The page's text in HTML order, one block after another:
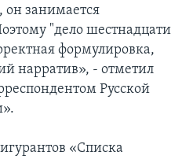
он занимается
"дело шестнадцати
формулировка,
нарратив», - отметил
Русской
«Списка